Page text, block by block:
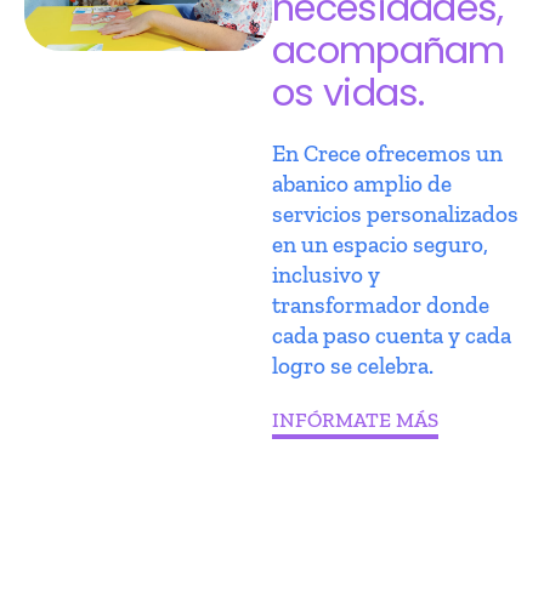
acompañam
os vidas.
En Crece ofrecemos un
abanico amplio de
servicios personalizados
en un espacio seguro,
inclusivo y
transformador donde
cada paso cuenta y cada
logro se celebra.
INFÓRMATE MÁS